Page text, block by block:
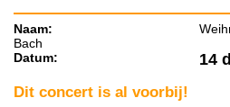
Naam:
Bach
Datum:
14
Dit concert is al voorbij!